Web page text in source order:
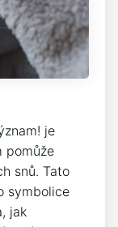
je
pomůže
snů. Tato
symbolice
jak